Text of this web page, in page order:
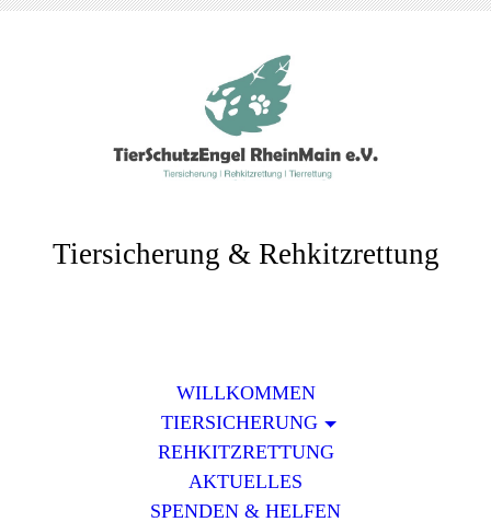
Tiersicherung & Rehkitzrettung
WILLKOMMEN
TIERSICHERUNG
REHKITZRETTUNG
AKTUELLES
SPENDEN & HELFEN